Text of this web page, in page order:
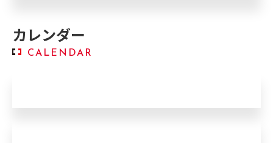
カレンダー
CALENDAR